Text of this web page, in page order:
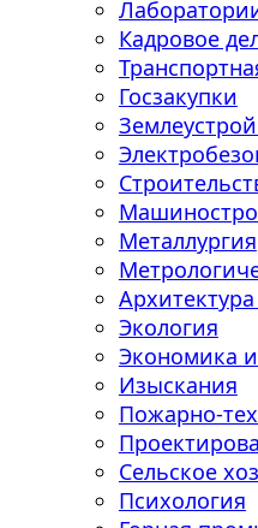
Кадровое
Госзакупки
Металлургия
Экология
Экономика
Изыскания
Пожарно-
Сельское
Психология